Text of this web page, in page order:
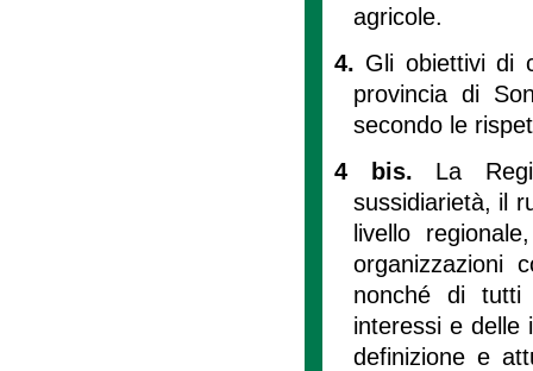
agricole.
4. Gli obiettivi di
provincia di
secondo le
4 bis. La
sussidiarietà, il
livello
organizzazioni
nonché di tutti
interessi e delle
definizione e